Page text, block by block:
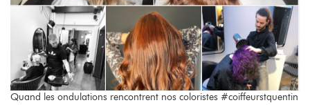
Quand les ondulations rencontrent nos coloristes #coiffeurstquentin